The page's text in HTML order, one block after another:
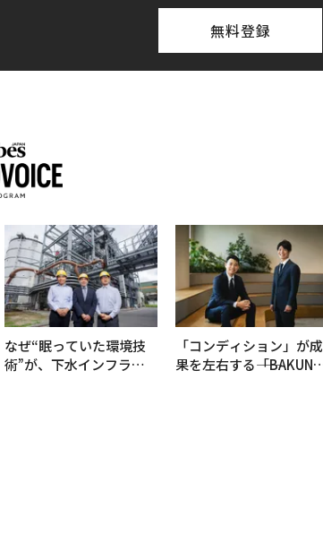
無料登録
なぜ“眠っていた環境技
術”が、下水インフラを
「コンディション」が成
果を左右する――「BAKUN